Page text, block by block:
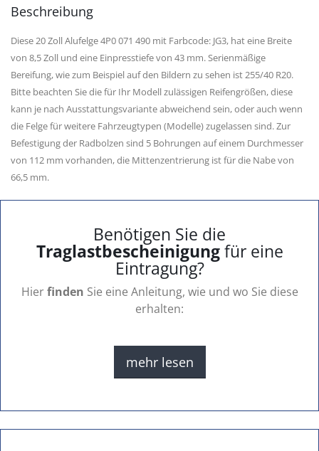
Beschreibung
Diese 20 Zoll Alufelge 4P0 071 490 mit Farbcode: JG3, hat eine Breite
von 8,5 Zoll und eine Einpresstiefe von 43 mm. Serienmäßige
Bereifung, wie zum Beispiel auf den Bildern zu sehen ist 255/40 R20.
Bitte beachten Sie die für Ihr Modell zulässigen Reifengrößen, diese
kann je nach Ausstattungsvariante abweichend sein, oder auch wenn
die Felge für weitere Fahrzeugtypen (Modelle) zugelassen sind. Zur
Befestigung der Radbolzen sind 5 Bohrungen auf einem Durchmesser
von 112 mm vorhanden, die Mittenzentrierung ist für die Nabe von
66,5 mm.
Benötigen Sie die
Traglastbescheinigungfür eine
Eintragung?
Hierfinden Sie eine Anleitung, wie und wo Sie diese
erhalten:
mehr lesen